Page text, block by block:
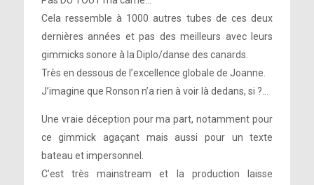
Cela ressemble à 1000 autres tubes de ces deux
dernières années et pas des meilleurs avec leurs
gimmicks sonore à la Diplo/danse des canards.
Très en dessous de l’excellence globale de Joanne.
J’imagine que Ronson n’a rien à voir là dedans, si ?…
Une vraie déception pour ma part, notamment pour
ce gimmick agaçant mais aussi pour un texte
bateau et impersonnel.
C’est très mainstream et la production laisse